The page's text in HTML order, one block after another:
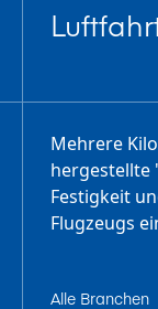
Mehrere
hergestellte
Festigkeit
Flugzeugs
Alle Branchen